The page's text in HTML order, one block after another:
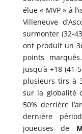
élue « MVP » à
Villeneuve
surmonter (32-
ont produit un
points
jusqu’à +18 (41-
plusieurs tirs à
sur la globalité
50% derrière
dernière
joueuses de